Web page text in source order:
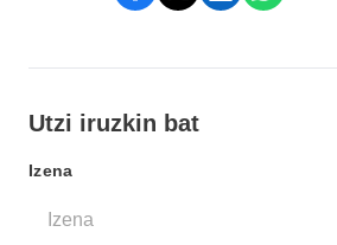
Utzi iruzkin bat
Izena